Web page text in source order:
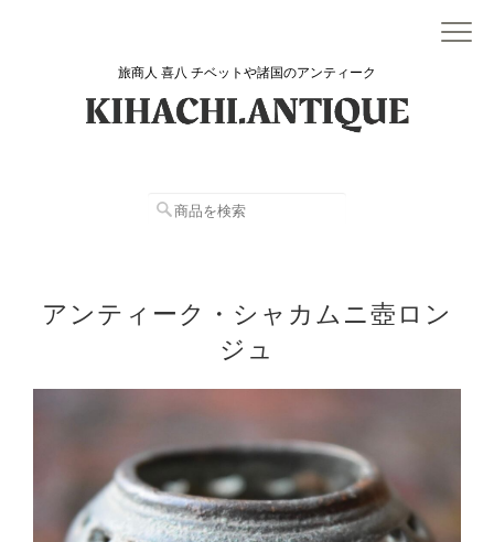
旅商人 喜八 チベットや諸国のアンティーク
アンティーク・シャカムニ壺ロン
ジュ